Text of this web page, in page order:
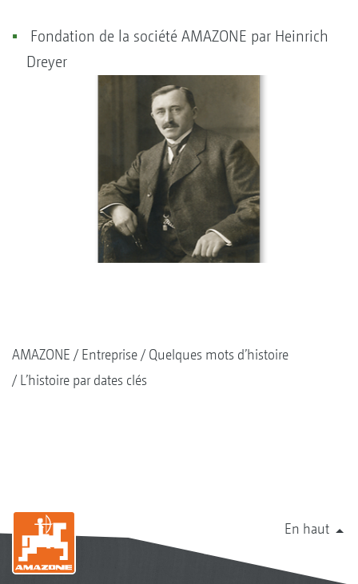
Fondation de la société AMAZONE par Heinrich
Dreyer
AMAZONE Entreprise
Quelques mots d’histoire
L’histoire par dates clés
En haut